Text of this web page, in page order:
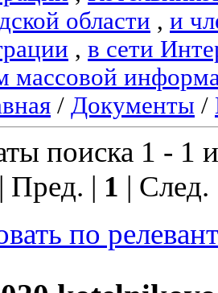
области , и
, в сети
массовой
/ Документы /
поиска 1 - 1
Пред. | 1 |
по